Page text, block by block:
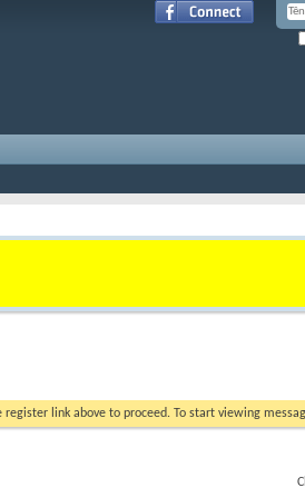
register link above to proceed. To start viewing